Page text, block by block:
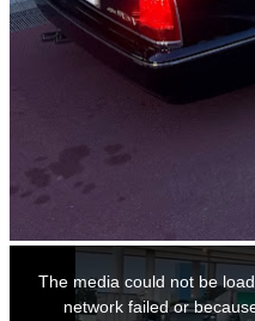
The media could not be
network failed or